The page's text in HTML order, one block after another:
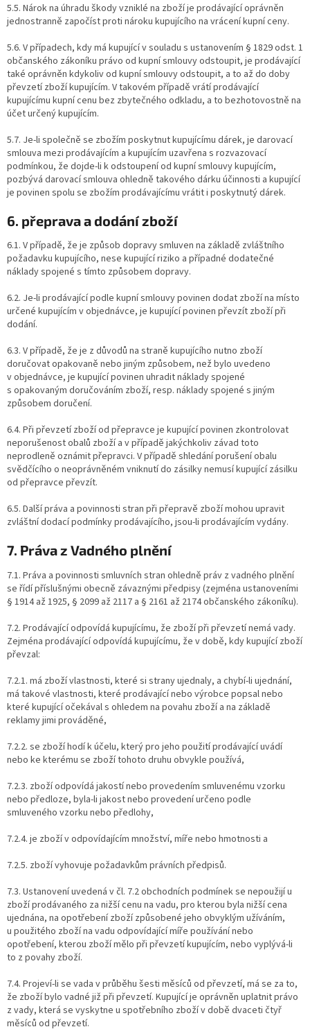
5.5. Nárok na úhradu škody vzniklé na zboží je prodávající oprávněn
jednostranně započíst proti nároku kupujícího na vrácení kupní ceny.
5.6. V případech, kdy má kupující v souladu s ustanovením § 1829 odst. 1
občanského zákoníku právo od kupní smlouvy odstoupit, je prodávající
také oprávněn kdykoliv od kupní smlouvy odstoupit, a to až do doby
převzetí zboží kupujícím. V takovém případě vrátí prodávající
kupujícímu kupní cenu bez zbytečného odkladu, a to bezhotovostně na
účet určený kupujícím.
5.7. Je-li společně se zbožím poskytnut kupujícímu dárek, je darovací
smlouva mezi prodávajícím a kupujícím uzavřena s rozvazovací
podmínkou, že dojde-li k odstoupení od kupní smlouvy kupujícím,
pozbývá darovací smlouva ohledně takového dárku účinnosti a kupující
je povinen spolu se zbožím prodávajícímu vrátit i poskytnutý dárek.
6. přeprava a dodání zboží
6.1. V případě, že je způsob dopravy smluven na základě zvláštního
požadavku kupujícího, nese kupující riziko a případné dodatečné
náklady spojené s tímto způsobem dopravy.
6.2. Je-li prodávající podle kupní smlouvy povinen dodat zboží na místo
určené kupujícím v objednávce, je kupující povinen převzít zboží při
dodání.
6.3. V případě, že je z důvodů na straně kupujícího nutno zboží
doručovat opakovaně nebo jiným způsobem, než bylo uvedeno
v objednávce, je kupující povinen uhradit náklady spojené
s opakovaným doručováním zboží, resp. náklady spojené s jiným
způsobem doručení.
6.4. Při převzetí zboží od přepravce je kupující povinen zkontrolovat
neporušenost obalů zboží a v případě jakýchkoliv závad toto
neprodleně oznámit přepravci. V případě shledání porušení obalu
svědčícího o neoprávněném vniknutí do zásilky nemusí kupující zásilku
od přepravce převzít.
6.5. Další práva a povinnosti stran při přepravě zboží mohou upravit
zvláštní dodací podmínky prodávajícího, jsou-li prodávajícím vydány.
7. Práva z Vadného plnění
7.1. Práva a povinnosti smluvních stran ohledně práv z vadného plnění
se řídí příslušnými obecně závaznými předpisy (zejména ustanoveními
§ 1914 až 1925, § 2099 až 2117 a § 2161 až 2174 občanského zákoníku).
7.2. Prodávající odpovídá kupujícímu, že zboží při převzetí nemá vady.
Zejména prodávající odpovídá kupujícímu, že v době, kdy kupující zboží
převzal:
7.2.1. má zboží vlastnosti, které si strany ujednaly, a chybí-li ujednání,
má takové vlastnosti, které prodávající nebo výrobce popsal nebo
které kupující očekával s ohledem na povahu zboží a na základě
reklamy jimi prováděné,
7.2.2. se zboží hodí k účelu, který pro jeho použití prodávající uvádí
nebo ke kterému se zboží tohoto druhu obvykle používá,
7.2.3. zboží odpovídá jakostí nebo provedením smluvenému vzorku
nebo předloze, byla-li jakost nebo provedení určeno podle
smluveného vzorku nebo předlohy,
7.2.4. je zboží v odpovídajícím množství, míře nebo hmotnosti a
7.2.5. zboží vyhovuje požadavkům právních předpisů.
7.3. Ustanovení uvedená v čl. 7.2 obchodních podmínek se nepoužijí u
zboží prodávaného za nižší cenu na vadu, pro kterou byla nižší cena
ujednána, na opotřebení zboží způsobené jeho obvyklým užíváním,
u použitého zboží na vadu odpovídající míře používání nebo
opotřebení, kterou zboží mělo při převzetí kupujícím, nebo vyplývá-li
to z povahy zboží.
7.4. Projeví-li se vada v průběhu šesti měsíců od převzetí, má se za to,
že zboží bylo vadné již při převzetí. Kupující je oprávněn uplatnit právo
z vady, která se vyskytne u spotřebního zboží v době dvaceti čtyř
měsíců od převzetí.